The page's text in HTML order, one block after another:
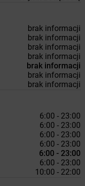
brak informacji
brak informacji
brak informacji
brak informacji
brak informacji
brak informacji
brak informacji
6:00 - 23:00
6:00 - 23:00
6:00 - 23:00
6:00 - 23:00
6:00 - 23:00
6:00 - 23:00
10:00 - 22:00